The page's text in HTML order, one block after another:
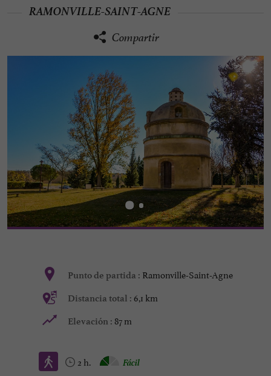
RAMONVILLE-SAINT-AGNE
Compartir
Punto de partida : Ramonville-Saint-Agne
Distancia total : 6,1 km
Elevación : 87 m
2 h. Fácil